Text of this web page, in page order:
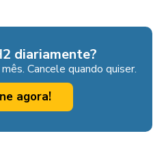
diariamente?
Cancele quando quiser.
agora!